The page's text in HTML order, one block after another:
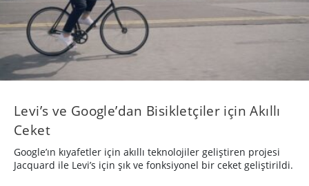
Levi’s ve Google’dan Bisikletçiler için Akıllı
Ceket
Google’ın kıyafetler için akıllı teknolojiler geliştiren projesi
Jacquard ile Levi’s için şık ve fonksiyonel bir ceket geliştirildi.